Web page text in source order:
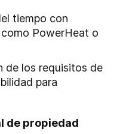
tiempo con
PowerHeat o
de los requisitos de
para
de propiedad